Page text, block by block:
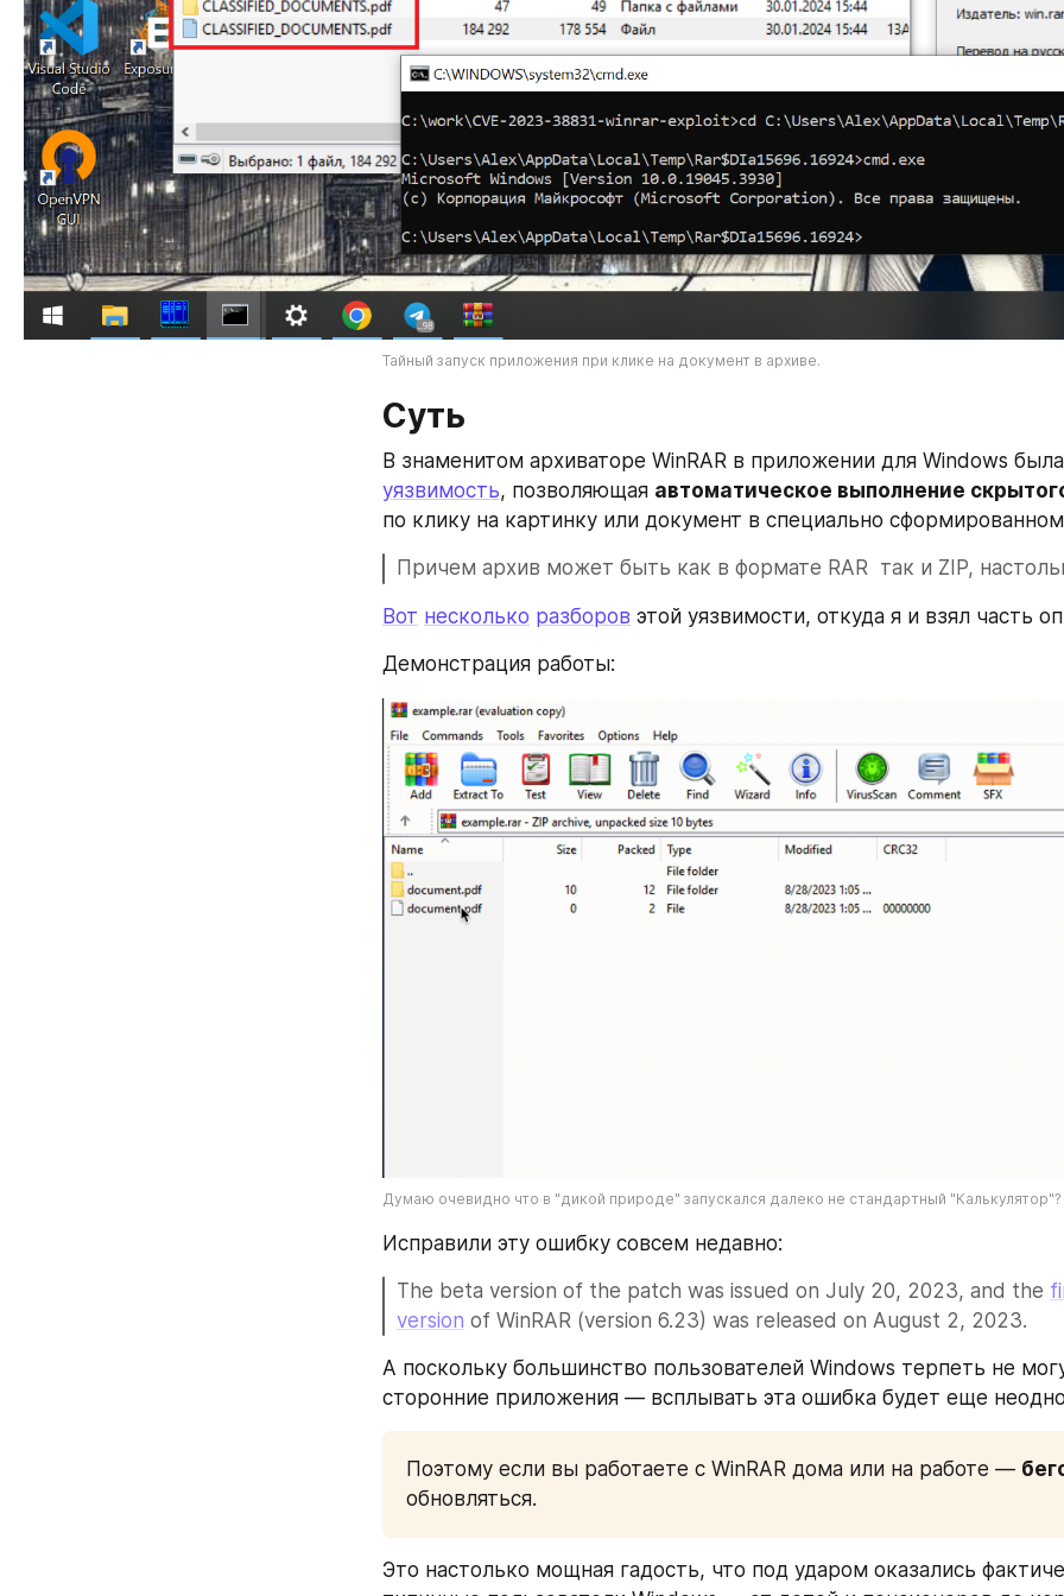
Тайный запуск приложения при клике на документ в архиве.
Суть
уязвимость, позволяющая автоматическое выполнение
по клику на картинку или документ в специально
Причем архив может быть как в формате RAR  так и ZIP,
Вот несколько разборов этой уязвимости, откуда я и взял часть
Демонстрация работы:
Думаю очевидно что в "дикой природе" запускался далеко не стандартный "Калькулятор"?
Исправили эту ошибку совсем недавно:
The beta version of the patch was issued on July 20, 2023, and the
version of WinRAR (version 6.23) was released on August 2, 2023.
А поскольку большинство пользователей Windows терпеть не
сторонние приложения — всплывать эта ошибка будет еще
Поэтому если вы работаете с WinRAR дома или на работе —
обновляться.
Это настолько мощная гадость, что под ударом оказались